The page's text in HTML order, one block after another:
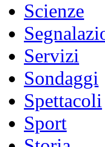
Scienze
Servizi
Sondaggi
Spettacoli
Sport